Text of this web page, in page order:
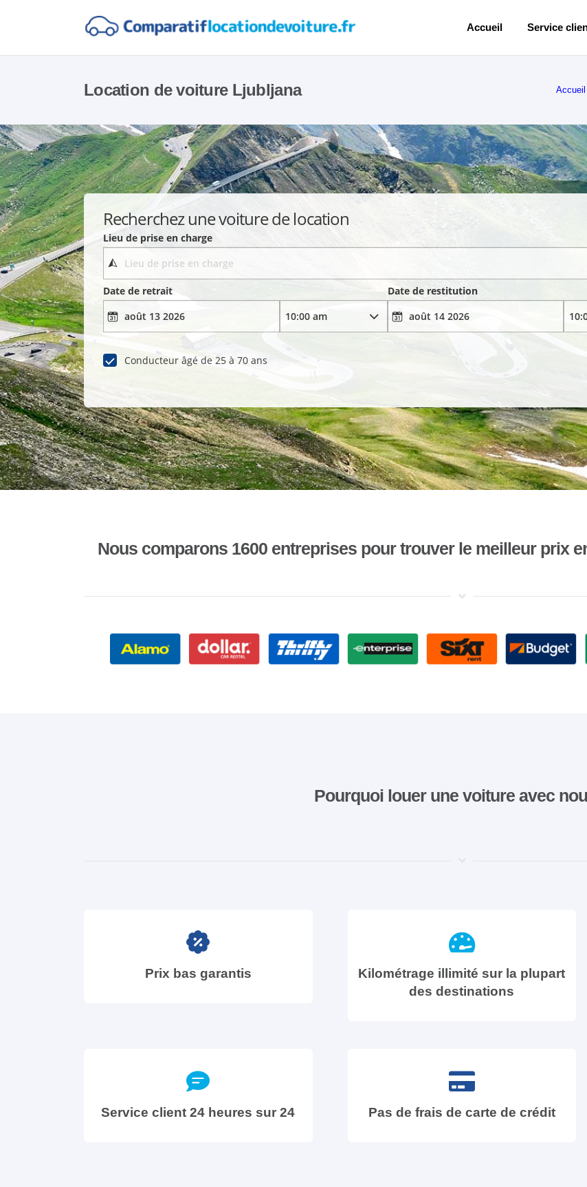
Accueil Service
Location de voiture Ljubljana Accueil
Recherchez une voiture de location
Lieu de prise en charge
Date de retrait
Date de restitution
Conducteur âgé de 25 à 70 ans
Nous comparons 1600 entreprises pour trouver le meilleur prix
Pourquoi louer une voiture avec
Prix bas garantis
Kilométrage illimité sur la plupart
des destinations
Service client 24 heures sur 24 Pas de frais de carte de crédit